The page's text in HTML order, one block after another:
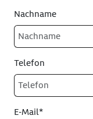
Nachname
Telefon
E-Mail*